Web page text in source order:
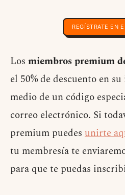
REGÍSTRATE EN
Los miembros premium
el 50% de descuento en
medio de un código
correo electrónico. Si
premium puedes unirte
tu membresía te
para que te puedas